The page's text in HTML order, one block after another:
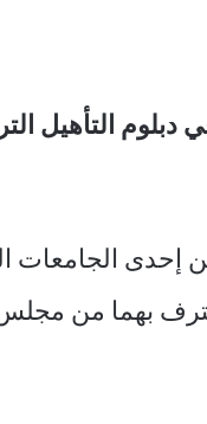
التأهيل
الجامعات
بهما من